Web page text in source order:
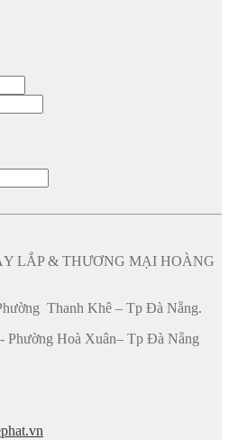
LẮP & THƯƠNG MẠI HOÀNG
Thanh Khê – Tp Đà Nẵng.
Phường Hoà Xuân– Tp Đà Nẵng